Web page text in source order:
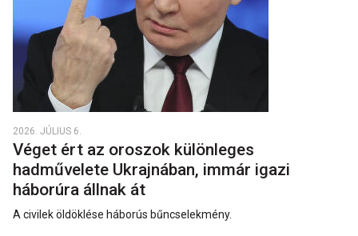
2026. JÚLIUS 6.
Véget ért az oroszok különleges
hadművelete Ukrajnában, immár igazi
háborúra állnak át
A civilek öldöklése háborús bűncselekmény.